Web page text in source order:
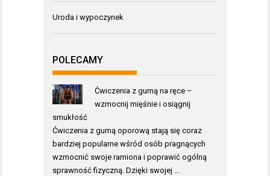
Uroda i wypoczynek
POLECAMY
Ćwiczenia z gumą na ręce –
wzmocnij mięśnie i osiągnij
smukłość
Ćwiczenia z gumą oporową stają się coraz
bardziej popularne wśród osób pragnących
wzmocnić swoje ramiona i poprawić ogólną
sprawność fizyczną. Dzięki swojej …